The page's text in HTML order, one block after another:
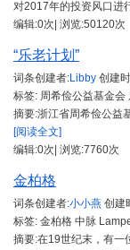
对2017年的投资风口进
编辑:0次| 浏览:50120次
“乐老计划”
词条创建者:Libby 创建
标签: 周希俭公益基金会
摘要:浙江省周希俭公益
[阅读全文]
编辑:0次| 浏览:7760次
金柏格
词条创建者:小小燕 创建
标签: 金柏格 中脉
摘要:在19世纪末，有一